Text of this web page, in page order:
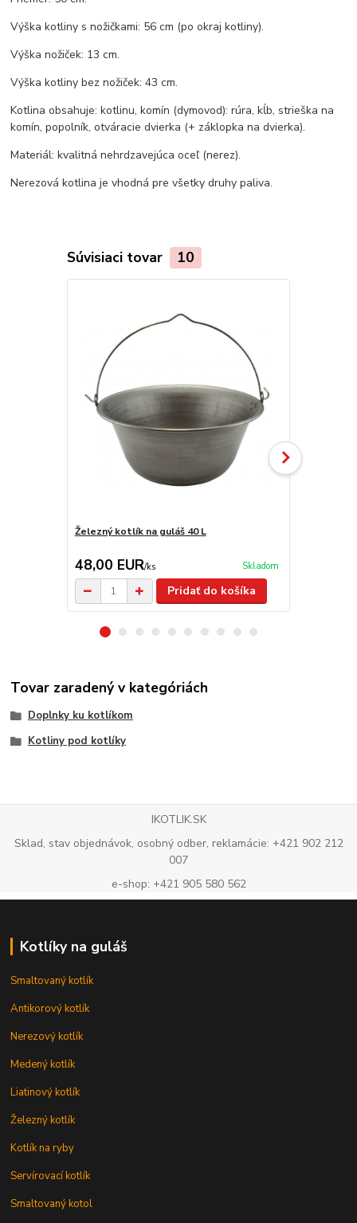
Výška kotliny s nožičkami: 56 cm (po okraj kotliny).
Výška nožiček: 13 cm.
Výška kotliny bez nožiček: 43 cm.
Kotlina obsahuje: kotlinu, komín (dymovod): rúra, kĺb, strieška na
komín, popolník, otváracie dvierka (+ záklopka na dvierka).
Materiál: kvalitná nehrdzavejúca oceľ (nerez).
Nerezová kotlina je vhodná pre všetky druhy paliva.
Súvisiaci tovar 10
Železný kotlík na guláš 40 L
48,00 EUR/ks Skladom
Pridať do košíka
Tovar zaradený v kategóriách
Doplnky ku kotlíkom
Kotliny pod kotlíky
IKOTLIK.SK
Sklad, stav objednávok, osobný odber, reklamácie: +421 902 212
007
e-shop: +421 905 580 562
Kotlíky na guláš
Smaltovaný kotlík
Antikorový kotlík
Nerezový kotlík
Medený kotlík
Liatinový kotlík
Železný kotlík
Kotlík na ryby
Servírovací kotlík
Smaltovaný kotol